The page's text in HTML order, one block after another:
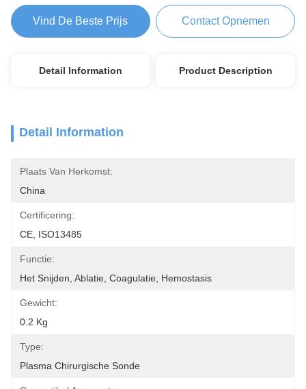
Vind De Beste Prijs Contact Opnemen
Detail Information Product Description
Detail Information
Plaats Van Herkomst:
China
Certificering:
CE, ISO13485
Functie:
Het Snijden, Ablatie, Coagulatie, Hemostasis
Gewicht:
0.2 Kg
Type:
Plasma Chirurgische Sonde